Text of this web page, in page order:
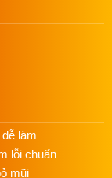
làm
lỗi chuẩn
mũi